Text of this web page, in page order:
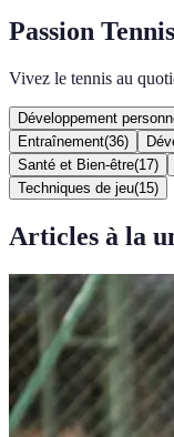
Passion Tennis
Vivez le tennis au
Développement
Entraînement(36)
Santé et Bien-être(17)
Techniques de jeu(15)
Articles à la